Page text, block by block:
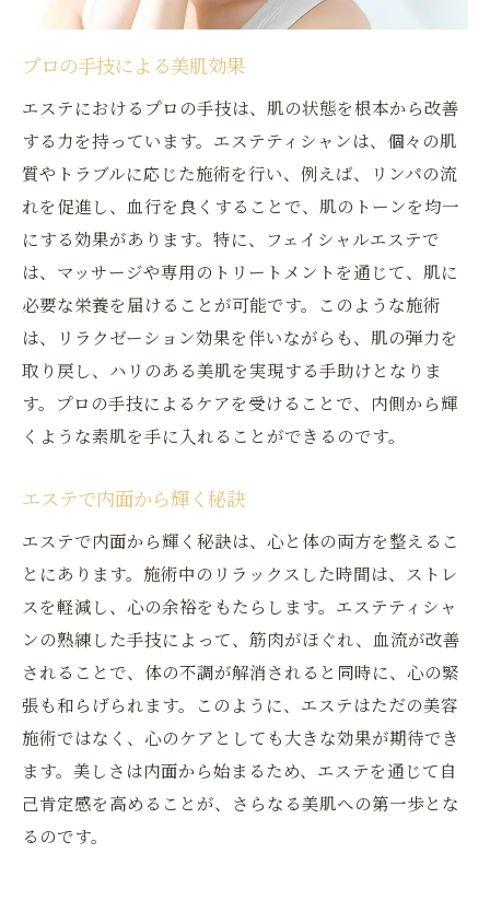
プロの手技による美肌効果
エステにおけるプロの手技は、肌の状態を根本から改善
する力を持っています。エステティシャンは、個々の肌
質やトラブルに応じた施術を行い、例えば、リンパの流
れを促進し、血行を良くすることで、肌のトーンを均一
にする効果があります。特に、フェイシャルエステで
は、マッサージや専用のトリートメントを通じて、肌に
必要な栄養を届けることが可能です。このような施術
は、リラクゼーション効果を伴いながらも、肌の弾力を
取り戻し、ハリのある美肌を実現する手助けとなりま
す。プロの手技によるケアを受けることで、内側から輝
くような素肌を手に入れることができるのです。
エステで内面から輝く秘訣
エステで内面から輝く秘訣は、心と体の両方を整えるこ
とにあります。施術中のリラックスした時間は、ストレ
スを軽減し、心の余裕をもたらします。エステティシャ
ンの熟練した手技によって、筋肉がほぐれ、血流が改善
されることで、体の不調が解消されると同時に、心の緊
張も和らげられます。このように、エステはただの美容
施術ではなく、心のケアとしても大きな効果が期待でき
ます。美しさは内面から始まるため、エステを通じて自
己肯定感を高めることが、さらなる美肌への第一歩とな
るのです。